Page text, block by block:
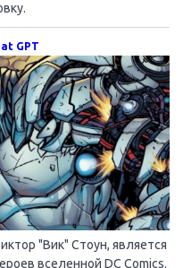
GPT
"Вик" Стоун, является
вселенной DC Comics.